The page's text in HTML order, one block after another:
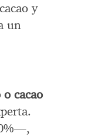
y
un
cacao